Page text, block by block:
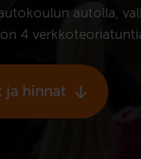
autolla,
4
ja hinnat